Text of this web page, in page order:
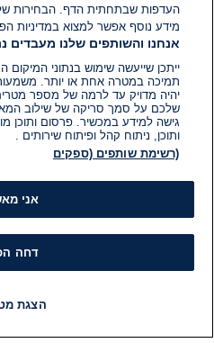
העדפות שבתחתית הדף. הבחירות
מידע נוסף אפשר למצוא במדיניות
אנחנו והשותפים שלנו מעבדים
ייתכן שייעשה שימוש בנתוני המיקום
תמיכה במטרה אחת או יותר.
יהיה מדויק עד לרמה של מספר
שלכם על סמך סריקה של שילוב
גישה למידע במכשיר. פרסום ותוכן
ותוכן, ניתוח קהל ופיתוח שירותים .
(רשימת שותפים (ספקים
אני
דחה
הצגת